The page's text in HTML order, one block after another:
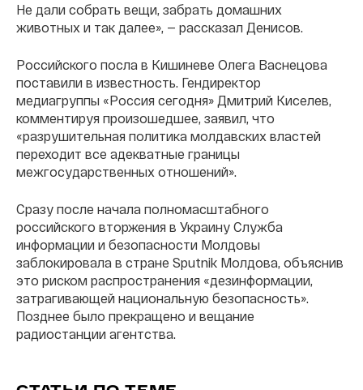
Не дали собрать вещи, забрать домашних
животных и так далее», — рассказал Денисов.
Российского посла в Кишиневе Олега Васнецова
поставили в известность. Гендиректор
медиагруппы «Россия сегодня» Дмитрий Киселев,
комментируя произошедшее, заявил, что
«разрушительная политика молдавских властей
переходит все адекватные границы
межгосударственных отношений».
Сразу после начала полномасштабного
российского вторжения в Украину Служба
информации и безопасности Молдовы
заблокировала в стране Sputnik Молдова, объяснив
это риском распространения «дезинформации,
затрагивающей национальную безопасность».
Позднее было прекращено и вещание
радиостанции агентства.